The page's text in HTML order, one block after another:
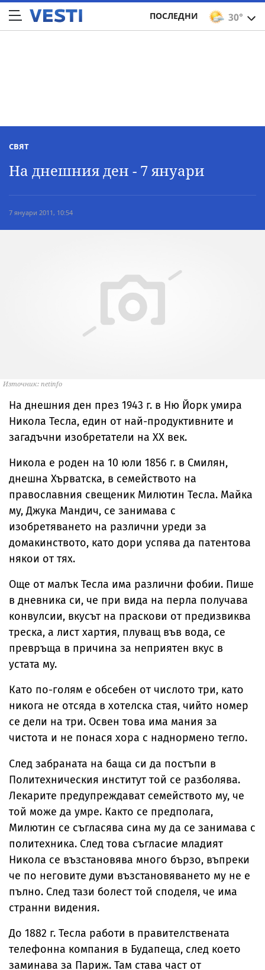
30°
ПОСЛЕДНИ
СВЯТ
На днешния ден - 7 януари
7 януари 2011, 10:54
Източник: netinfo
На днешния ден през 1943 г. в Ню Йорк умира
Никола Тесла, един от най-продуктивните и
загадъчни изобретатели на ХХ век.
Никола е роден на 10 юли 1856 г. в Смилян,
днешна Хърватска, в семейството на
православния свещеник Милютин Тесла. Майка
му, Джука Мандич, се занимава с
изобретяването на различни уреди за
домакинството, като дори успява да патентова
някои от тях.
Още от малък Тесла има различни фобии. Пише
в дневника си, че при вида на перла получава
конвулсии, вкусът на праскови от предизвиква
треска, а лист хартия, плуващ във вода, се
превръща в причина за неприятен вкус в
устата му.
Като по-голям е обсебен от числото три, като
никога не отсяда в хотелска стая, чийто номер
се дели на три. Освен това има мания за
чистота и не понася хора с наднормено тегло.
След забраната на баща си да постъпи в
Политехническия институт той се разболява.
Лекарите предупреждават семейството му, че
той може да умре. Както се предполага,
Милютин се съгласява сина му да се занимава с
политехника. След това съгласие младият
Никола се възстановява много бързо, въпреки
че по неговите думи възстановяването му не е
пълно. След тази болест той споделя, че има
странни видения.
До 1882 г. Тесла работи в правителствената
телефонна компания в Будапеща, след което
заминава за Париж. Там става част от